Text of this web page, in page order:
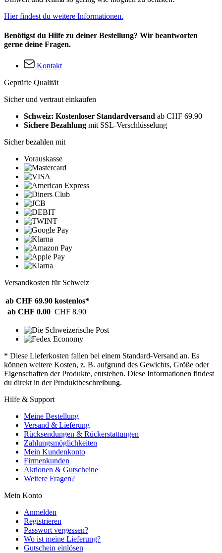
Hier findest du weitere Informationen.
Benötigst du Hilfe zu deiner Bestellung? Wir beantworten
gerne deine Fragen.
Kontakt
Geprüfte Qualität
Sicher und vertraut einkaufen
Schweiz: Kostenloser Standardversand ab CHF 69.90
Sichere Bezahlung mit SSL-Verschlüsselung
Sicher bezahlen mit
Vorauskasse
Versandkosten für Schweiz
ab CHF 69.90 kostenlos*
ab CHF 0.00 CHF 8.90
* Diese Lieferkosten fallen bei einem Standard-Versand an. Es
können weitere Kosten, z. B. aufgrund des Gewichts, Größe oder
Eigenschaften der Produkte, entstehen. Diese Informationen findest
du direkt in der Produktbeschreibung.
Hilfe & Support
Meine Bestellung
Versand & Lieferung
Rücksendungen & Rückerstattungen
Zahlungsmöglichkeiten
Mein Kundenkonto
Firmenkunden
Aktionen & Gutscheine
Weitere Fragen?
Mein Konto
Anmelden
Registrieren
Passwort vergessen?
Wo ist meine Lieferung?
Gutschein einlösen